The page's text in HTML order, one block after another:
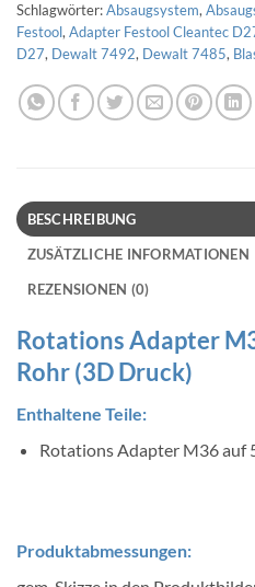
Schlagwörter:Absaugsystem,
Festool, Adapter Festool Cleantec
D27, Dewalt 7492, Dewalt 7485,
BESCHREIBUNG
ZUSÄTZLICHE INFORMATIONEN
REZENSIONEN (0)
Rotations Adapter
Rohr (3D Druck)
Enthaltene Teile:
Rotations Adapter M36 auf
Produktabmessungen: